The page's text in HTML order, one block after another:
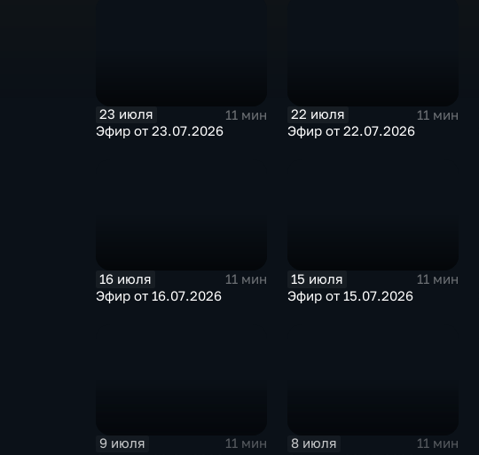
23 июля
11 мин
Эфир от 23.07.2026
22 июля
11 мин
Эфир от 22.07.2026
16 июля
11 мин
Эфир от 16.07.2026
15 июля
11 мин
Эфир от 15.07.2026
9 июля
11 мин
8 июля
11 мин